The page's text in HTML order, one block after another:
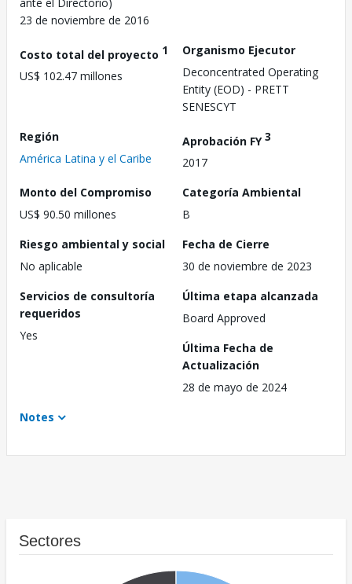
23 de noviembre de 2016
Costo total del proyecto 1
US$ 102.47 millones
Organismo Ejecutor
Deconcentrated Operating
Entity (EOD) - PRETT
SENESCYT
Región
América Latina y el Caribe
Aprobación FY3
2017
Monto del Compromiso
US$ 90.50 millones
Categoría Ambiental
B
Riesgo ambiental y social
No aplicable
Fecha de Cierre
30 de noviembre de 2023
Servicios de consultoría
requeridos
Yes
Última etapa alcanzada
Board Approved
Última Fecha de
Actualización
28 de mayo de 2024
Notes
Sectores